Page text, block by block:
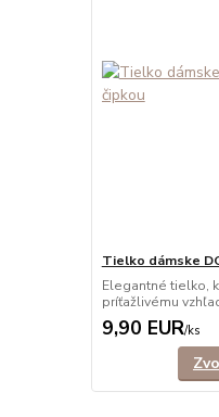
Tielko dámske
Elegantné tielko,
príťažlivému
9,90 EUR/ks